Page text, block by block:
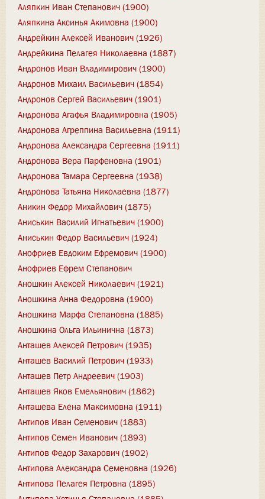
Аляпкин Иван Степанович (1900)
Аляпкина Аксинья Акимовна (1900)
Андрейкин Алексей Иванович (1926)
Андрейкина Пелагея Николаевна (1887)
Андронов Иван Владимирович (1900)
Андронов Михаил Васильевич (1854)
Андронов Сергей Васильевич (1901)
Андронова Агафья Владимировна (1905)
Андронова Агреппина Васильевна (1911)
Андронова Александра Сергеевна (1911)
Андронова Вера Парфеновна (1901)
Андронова Тамара Сергеевна (1938)
Андронова Татьяна Николаевна (1877)
Аникин Федор Михайлович (1875)
Аниськин Василий Игнатьевич (1900)
Аниськин Федор Васильевич (1924)
Анофриев Евдоким Ефремович (1900)
Анофриев Ефрем Степанович
Аношкин Алексей Николаевич (1921)
Аношкина Анна Федоровна (1900)
Аношкина Марфа Степановна (1885)
Аношкина Ольга Ильинична (1873)
Анташев Алексей Петрович (1935)
Анташев Василий Петрович (1933)
Анташев Петр Андреевич (1903)
Анташев Яков Емельянович (1862)
Анташева Елена Максимовна (1911)
Антипов Иван Семенович (1883)
Антипов Семен Иванович (1893)
Антипов Федор Захарович (1902)
Антипова Александра Семеновна (1926)
Антипова Пелагея Петровна (1895)